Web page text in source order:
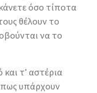
όσο τίποτα
θέλουν το
να το
τ’ αστέρια
πως υπάρχουν